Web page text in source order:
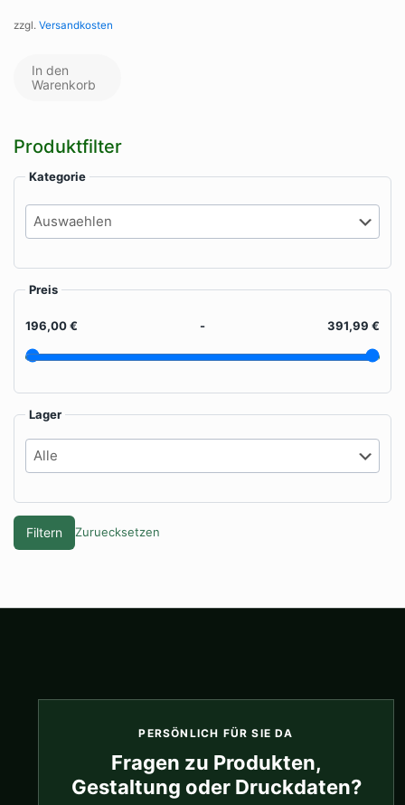
zzgl. Versandkosten
In den
Warenkorb
Produktfilter
Kategorie
Preis
196,00 € - 391,99 €
Lager
Filtern Zuruecksetzen
PERSÖNLICH FÜR SIE DA
Fragen zu Produkten,
Gestaltung oder Druckdaten?